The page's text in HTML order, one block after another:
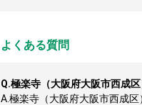
よくある質問
Q.極楽寺（大阪府大阪市西成
A.極楽寺（大阪府大阪市西成